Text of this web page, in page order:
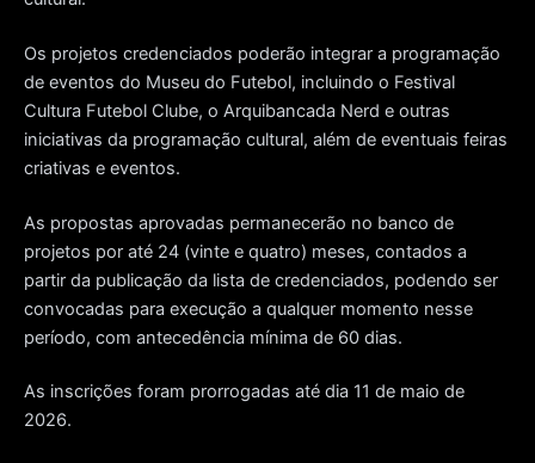
Os projetos credenciados poderão integrar a programação
de eventos do Museu do Futebol, incluindo o Festival
Cultura Futebol Clube, o Arquibancada Nerd e outras
iniciativas da programação cultural, além de eventuais feiras
criativas e eventos.
As propostas aprovadas permanecerão no banco de
projetos por até 24 (vinte e quatro) meses, contados a
partir da publicação da lista de credenciados, podendo ser
convocadas para execução a qualquer momento nesse
período, com antecedência mínima de 60 dias.
As inscrições foram prorrogadas até dia 11 de maio de
2026.